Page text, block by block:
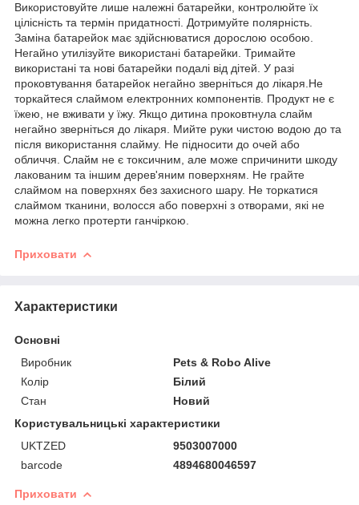
Використовуйте лише належні батарейки, контролюйте їх
цілісність та термін придатності. Дотримуйте полярність.
Заміна батарейок має здійснюватися дорослою особою.
Негайно утилізуйте використані батарейки. Тримайте
використані та нові батарейки подалі від дітей. У разі
проковтування батарейок негайно зверніться до лікаря.Не
торкайтеся слаймом електронних компонентів. Продукт не є
їжею, не вживати у їжу. Якщо дитина проковтнула слайм
негайно зверніться до лікаря. Мийте руки чистою водою до та
після використання слайму. Не підносити до очей або
обличчя. Слайм не є токсичним, але може спричинити шкоду
лакованим та іншим дерев'яним поверхням. Не грайте
слаймом на поверхнях без захисного шару. Не торкатися
слаймом тканини, волосся або поверхні з отворами, які не
можна легко протерти ганчіркою.
Приховати
Характеристики
Основні
Виробник
Pets & Robo Alive
Колір
Білий
Стан
Новий
Користувальницькі характеристики
UKTZED
9503007000
barcode
4894680046597
Приховати